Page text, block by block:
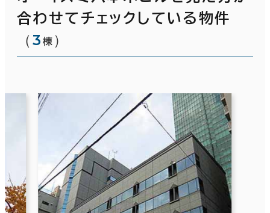
合わせてチェックしている物件
（3 棟 ）